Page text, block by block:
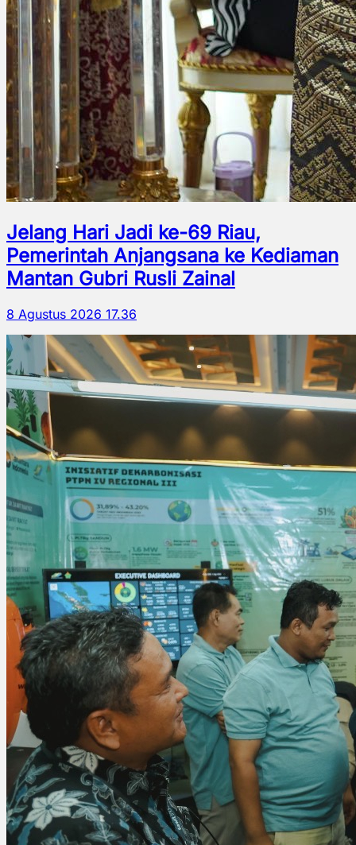
Jelang Hari Jadi ke-69 Riau,
Pemerintah Anjangsana ke Kediaman
Mantan Gubri Rusli Zainal
8 Agustus 2026 17.36